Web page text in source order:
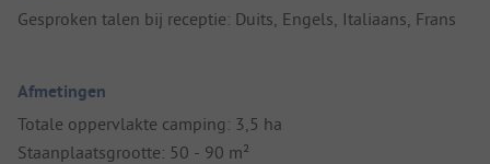
Gesproken talen bij receptie: Duits, Engels, Italiaans, Frans
Afmetingen
Totale oppervlakte camping: 3,5 ha
Staanplaatsgrootte: 50 - 90 m²